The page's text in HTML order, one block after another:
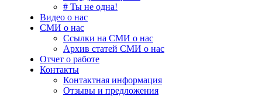
# Ты не одна!
Видео о нас
СМИ о нас
Ссылки на СМИ о нас
Архив статей СМИ о нас
Отчет о работе
Контакты
Контактная информация
Отзывы и предложения